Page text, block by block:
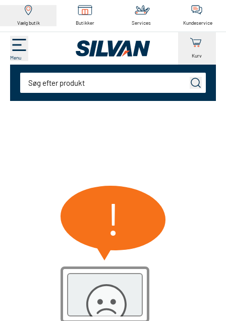
Vælg butik Butikker Services Kundeservice
Menu Kurv
Søg
!